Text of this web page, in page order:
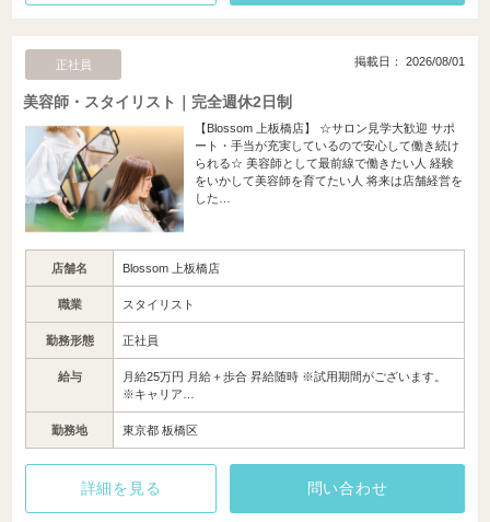
正社員 掲載日： 2026/08/01
美容師・スタイリスト｜完全週休2日制
【Blossom 上板橋店】 ☆サロン見学大歓迎 サポ
ート・手当が充実しているので安心して働き続け
られる☆ 美容師として最前線で働きたい人 経験
をいかして美容師を育てたい人 将来は店舗経営を
した…
店舗名 Blossom 上板橋店
職業 スタイリスト
勤務形態 正社員
給与
月給25万円 月給＋歩合 昇給随時 ※試用期間がございます。
※キャリア…
勤務地 東京都 板橋区
詳細を見る 問い合わせ